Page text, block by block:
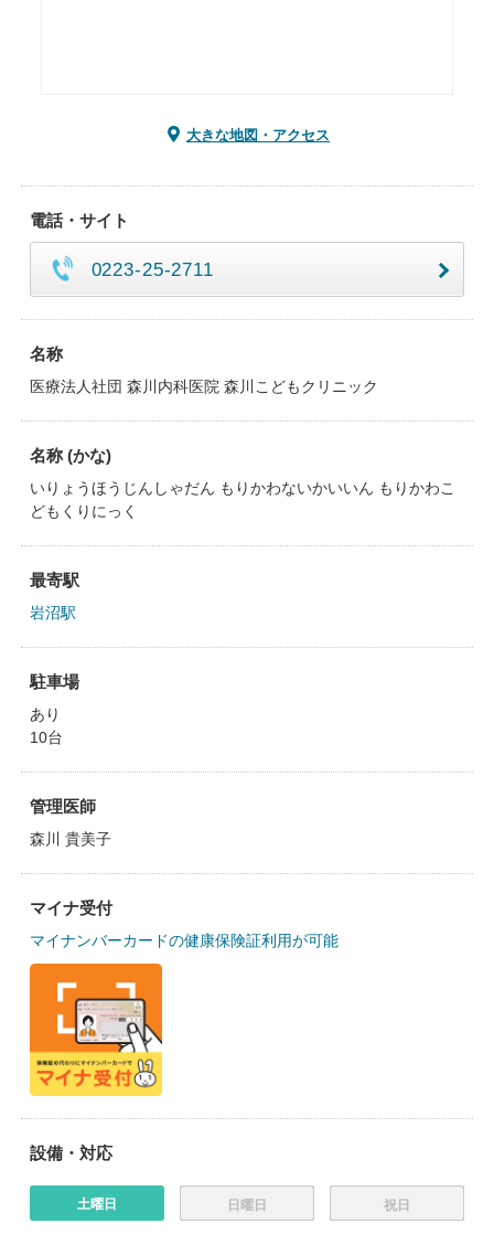
大きな地図・アクセス
電話・サイト
0223-25-2711
名称
医療法人社団 森川内科医院 森川こどもクリニック
名称 (かな)
いりょうほうじんしゃだん もりかわないかいいん もりかわこ
どもくりにっく
最寄駅
岩沼駅
駐車場
あり
10台
管理医師
森川 貴美子
マイナ受付
マイナンバーカードの健康保険証利用が可能
設備・対応
土曜日 日曜日 祝日